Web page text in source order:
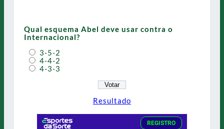
Qual esquema Abel deve usar contra o
Internacional?
3-5-2
4-4-2
4-3-3
Resultado